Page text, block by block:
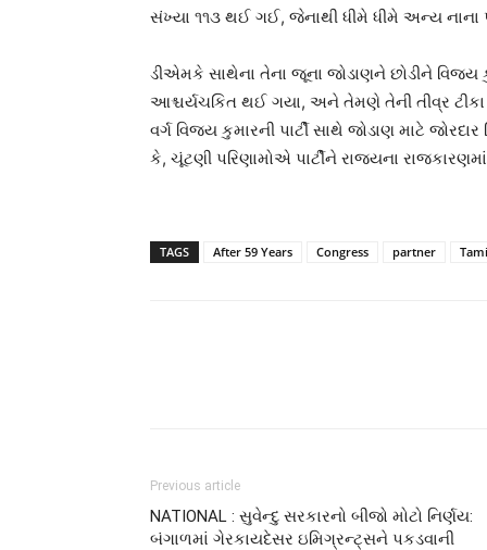
સંખ્યા ૧૧૩ થઈ ગઈ, જેનાથી ધીમે ધીમે અન્ય નાના
ડીએમકે સાથેના તેના જૂના જોડાણને છોડીને વિજય
આશ્ચર્યચકિત થઈ ગયા, અને તેમણે તેની તીવ્ર
વર્ગ વિજય કુમારની પાર્ટી સાથે જોડાણ માટે
કે, ચૂંટણી પરિણામોએ પાર્ટીને રાજ્યના
TAGS After 59 Years Congress partner
Previous article
NATIONAL : સુવેન્દુ સરકારનો બીજો મોટો નિર્ણય:
બંગાળમાં ગેરકાયદેસર ઇમિગ્રન્ટ્સને પકડવાની